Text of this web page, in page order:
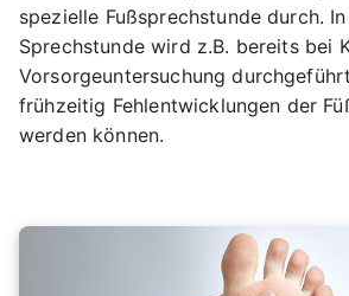
spezielle Fußsprechstunde durch.
Sprechstunde wird z.B. bereits bei
Vorsorgeuntersuchung
frühzeitig Fehlentwicklungen der
werden können.